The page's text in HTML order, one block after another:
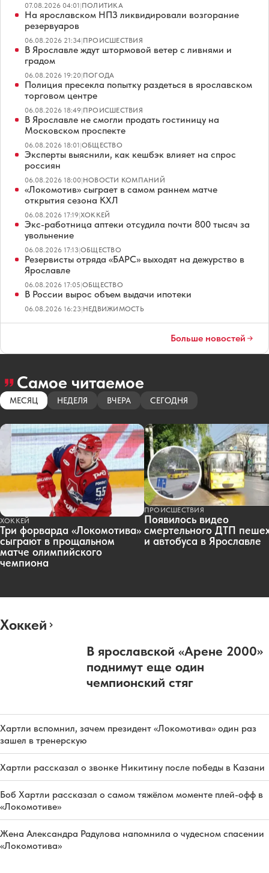
07.08.2026 04:01|ПОЛИТИКА
На ярославском НПЗ ликвидировали возгорание
резервуаров
06.08.2026 21:34|ПРОИСШЕСТВИЯ
В Ярославле ждут штормовой ветер с ливнями и
градом
06.08.2026 19:20|ПОГОДА
Полиция пресекла попытку раздеться в ярославском
торговом центре
06.08.2026 18:49|ПРОИСШЕСТВИЯ
В Ярославле не смогли продать гостиницу на
Московском проспекте
06.08.2026 18:01|ОБЩЕСТВО
Эксперты выяснили, как кешбэк влияет на спрос
россиян
06.08.2026 18:00|НОВОСТИ КОМПАНИЙ
«Локомотив» сыграет в самом раннем матче
открытия сезона КХЛ
06.08.2026 17:19|ХОККЕЙ
Экс-работница аптеки отсудила почти 800 тысяч за
увольнение
06.08.2026 17:13|ОБЩЕСТВО
Резервисты отряда «БАРС» выходят на дежурство в
Ярославле
06.08.2026 17:05|ОБЩЕСТВО
В России вырос объем выдачи ипотеки
06.08.2026 16:23|НЕДВИЖИМОСТЬ
Больше новостей
Самое читаемое
МЕСЯЦ НЕДЕЛЯ ВЧЕРА СЕГОДНЯ
ХОККЕЙ
Три форварда «Локомотива»
сыграют в прощальном
матче олимпийского
чемпиона
ПРОИСШЕСТВИЯ
Появилось видео
смертельного ДТП
и автобуса в Ярославле
Хоккей
В ярославской «Арене 2000»
поднимут еще один
чемпионский стяг
Хартли вспомнил, зачем президент «Локомотива» один раз
зашел в тренерскую
Хартли рассказал о звонке Никитину после победы в Казани
Боб Хартли рассказал о самом тяжёлом моменте плей-офф в
«Локомотиве»
Жена Александра Радулова напомнила о чудесном спасении
«Локомотива»